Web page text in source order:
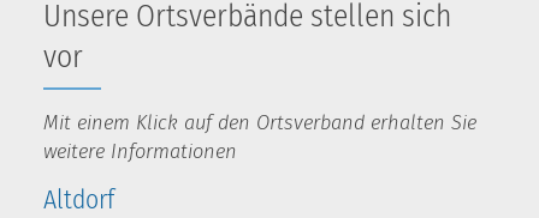
Unsere Ortsverbände stellen sich
vor
Mit einem Klick auf den Ortsverband erhalten Sie
weitere Informationen
Altdorf